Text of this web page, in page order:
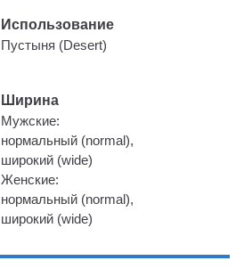
Использование
Пустыня (Desert)
Ширина
Мужские:
нормальный (normal),
широкий (wide)
Женские:
нормальный (normal),
широкий (wide)